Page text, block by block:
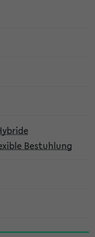
Bestuhlung